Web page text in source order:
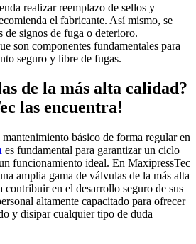
realizar reemplazo de sellos y
el fabricante. Así mismo, se
de signos de fuga o deterioro.
son componentes fundamentales para
seguro y libre de fugas.
de la más alta calidad?
las encuentra!
básico de forma regular en
es fundamental para garantizar un ciclo
funcionamiento ideal. En MaxipressTec
amplia gama de válvulas de la más alta
contribuir en el desarrollo seguro de sus
altamente capacitado para ofrecer
y disipar cualquier tipo de duda